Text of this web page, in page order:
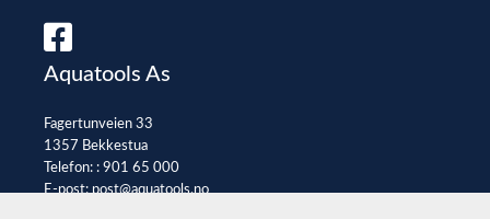
Aquatools As
Fagertunveien 33
1357 Bekkestua
Telefon: : 901 65 000
E-post:post@aquatools.no